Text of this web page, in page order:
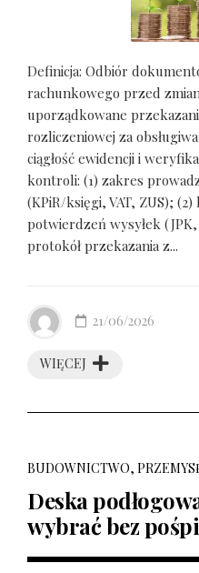
Definicja: Odbiór
rachunkowego przed
uporządkowane
rozliczeniowej za
ciągłość ewidencji i
kontroli: (1) zakres
(KPiR/księgi, VAT, ZUS);
potwierdzeń wysyłek
protokół przekazania z...
WIĘCEJ
21/06/2026
BUDOWNICTWO,
Deska
wybrać bez